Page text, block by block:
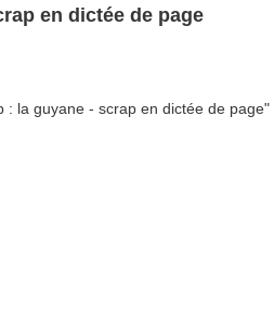
en dictée de page